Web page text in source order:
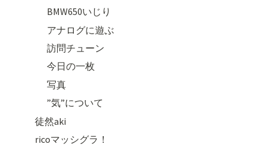
BMW650いじり
アナログに遊ぶ
訪問チューン
今日の一枚
写真
”気”について
徒然aki
ricoマッシグラ！